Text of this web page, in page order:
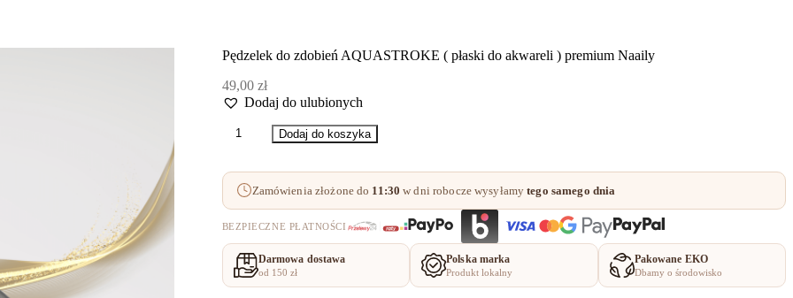
Pędzelek do zdobień AQUASTROKE ( płaski do akwareli ) premium Naaily
49,00 zł
Dodaj do ulubionych
ilość
zdobień
AQUASTROKE
(
płaski
do
akwareli
premium
Dodaj do koszyka
Zamówienia złożone do 11:30 w dni robocze wysyłamytego samego dnia
BEZPIECZNE PŁATNOŚCI
Darmowa dostawa
od 150 zł
Polska marka
Produkt lokalny
Pakowane EKO
Dbamy o środowisko